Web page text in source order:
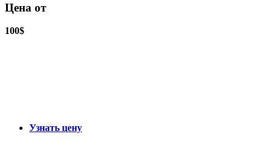
Цена от
100$
Узнать цену